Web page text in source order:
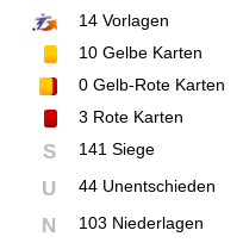
14 Vorlagen
10 Gelbe Karten
0 Gelb-Rote Karten
3 Rote Karten
S 141 Siege
U 44 Unentschieden
N 103 Niederlagen